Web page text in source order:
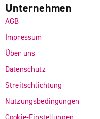
Unternehmen
AGB
Impressum
Über uns
Datenschutz
Streitschlichtung
Nutzungsbedingungen